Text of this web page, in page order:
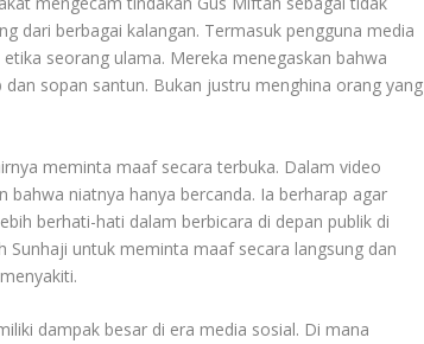
dari berbagai kalangan. Termasuk pengguna media
seorang ulama. Mereka menegaskan bahwa
sopan santun. Bukan justru menghina orang yang
meminta maaf secara terbuka. Dalam video
niatnya hanya bercanda. Ia berharap agar
berhati-hati dalam berbicara di depan publik di
untuk meminta maaf secara langsung dan
dampak besar di era media sosial. Di mana